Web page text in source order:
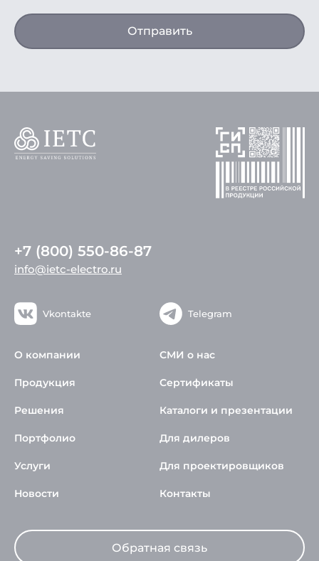
Отправить
+7 (800) 550-86-87
info@ietc-electro.ru
Vkontakte Telegram
О компании
Продукция
Решения
Портфолио
Услуги
Новости
СМИ о нас
Сертификаты
Каталоги и презентации
Для дилеров
Для проектировщиков
Контакты
Обратная связь